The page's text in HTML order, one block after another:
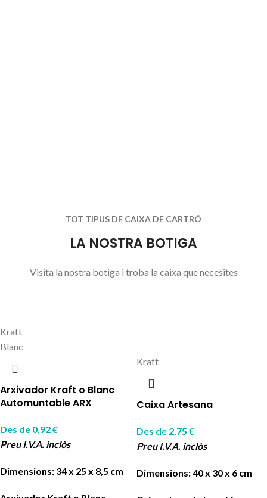
TOT TIPUS DE CAIXA DE CARTRÓ
LA NOSTRA BOTIGA
Visita la nostra botiga i troba la caixa que necesites
Kraft
Blanc
Arxivador Kraft o Blanc
Automuntable ARX
Des de 0,92€
Preu I.V.A. inclòs
Dimensions: 34 x 25 x 8,5 cm
Kraft
Caixa Artesana
Des de 2,75 €
Preu I.V.A. inclòs
Dimensions: 40 x 30 x 6 cm